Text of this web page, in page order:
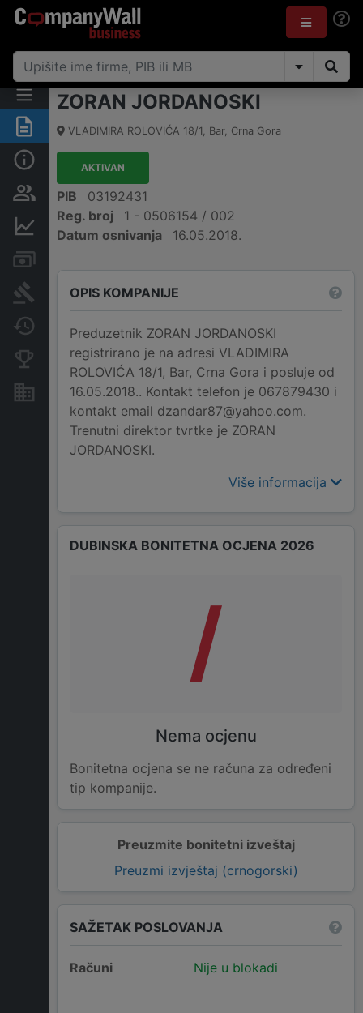
Sažetak
Osobe i vlasništvo
Finansijski podaci
Arhiva sudskih objava
Promjene
Konkurentne kompanije
Nekretnine i imovina
ZORAN JORDANOSKI
VLADIMIRA ROLOVIĆA 18/1, Bar, Crna Gora
AKTIVAN
PIB
03192431
Reg. broj
1 - 0506154 / 002
Datum osnivanja
16.05.2018.
OPIS KOMPANIJE
Preduzetnik ZORAN JORDANOSKI
registrirano je na adresi VLADIMIRA
ROLOVIĆA 18/1, Bar, Crna Gora i posluje od
16.05.2018.. Kontakt telefon je 067879430 i
kontakt email dzandar87@yahoo.com.
Trenutni direktor tvrtke je ZORAN
JORDANOSKI.
Više informacija
Preuzmite bonitetni izveštaj
Preuzmi izvještaj (crnogorski)
DUBINSKA BONITETNA OCJENA 2026
/
Nema ocjenu
Bonitetna ocjena se ne računa za određeni
tip kompanije.
SAŽETAK POSLOVANJA
Računi Nije u blokadi